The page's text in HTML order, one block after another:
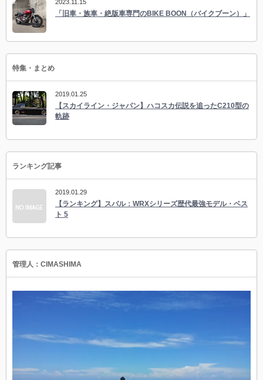
2023.11.15
「旧車・族車・絶版車専門のBIKE BOON（バイクブーン）」
特集・まとめ
2019.01.25
【スカイライン・ジャパン】ハコスカ伝説を追ったC210型の
軌跡
ランキング記事
2019.01.29
【ランキング】スバル：WRXシリーズ歴代最強モデル・ベス
ト 5
管理人：CIMASHIMA